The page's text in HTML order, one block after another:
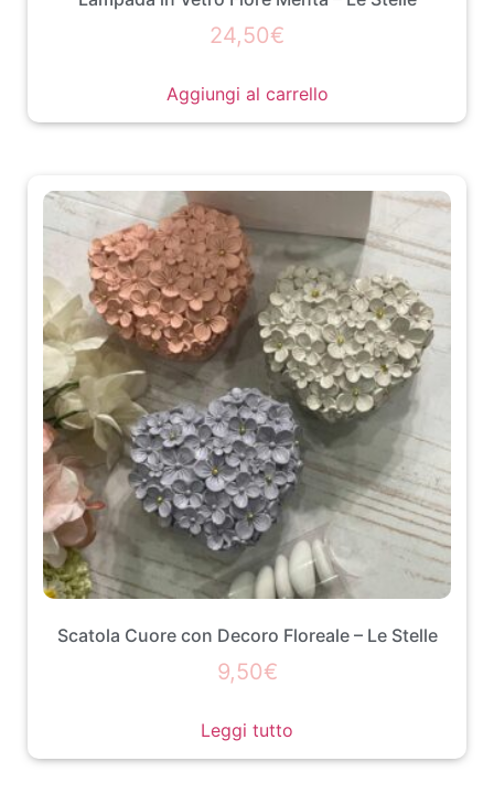
24,50€
Aggiungi al carrello
Scatola Cuore con Decoro Floreale – Le Stelle
9,50€
Leggi tutto